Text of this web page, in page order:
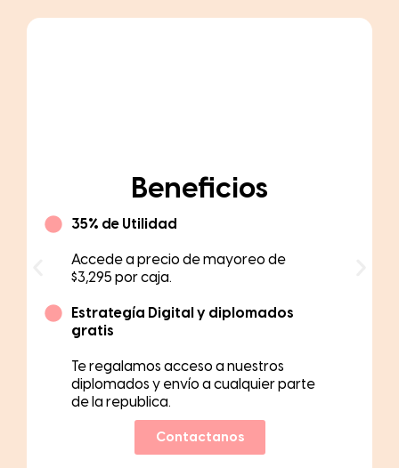
Beneficios
45% de Utilidad
Accede a precio de mayoreo de
$2,920 por caja.
Estrategía Digital y diplomados
gratis
Te regalamos acceso a nuestros
diplomados, envío y beneficios
digitales.
Contactanos